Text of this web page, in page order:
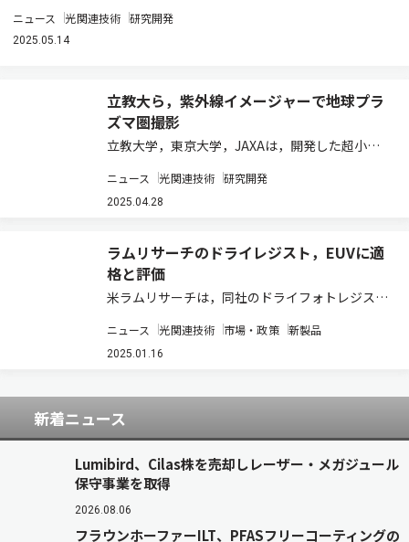
ニュース 光関連技術 研究開発
2025.05.14
立教大ら，紫外線イメージャーで地球プラ
ズマ圏撮影
立教大学，東京大学，JAXAは，開発した超小型
地球プラズマ圏の全体像を撮影することに成功し
た（ニュースリリース）。 JAXAと東京大学が共
ニュース 光関連技術 研究開発
2025.04.28
ラムリサーチのドライレジスト，EUVに適
格と評価
米ラムリサーチは，同社のドライフォトレジスト
のロジック回路におけるバックエンド・オブ・ラ
イン（BEOL）の，28nmピッチのダイレクトプ
ニュース 光関連技術 市場・政策 新製品
2025.01.16
新着ニュース
Lumibird、Cilas株を売却しレーザー・メガジュール
保守事業を取得
2026.08.06
フラウンホーファーILT、PFASフリーコーティングの